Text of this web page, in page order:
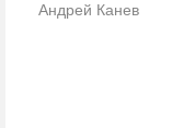
Андрей Канев